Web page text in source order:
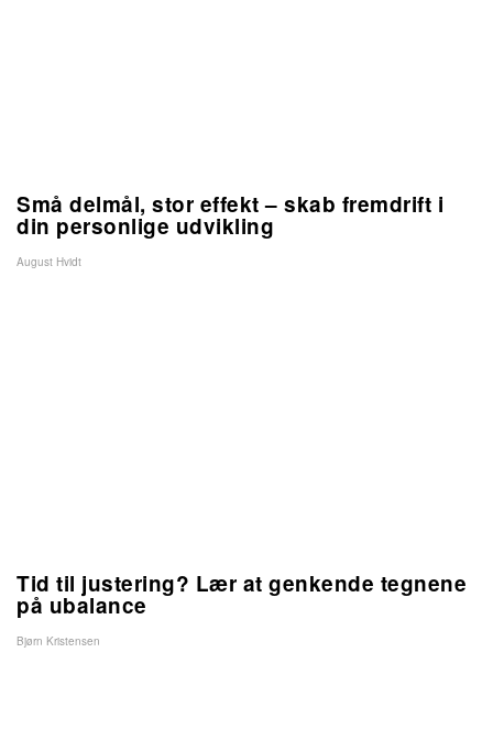
Små delmål, stor effekt – skab fremdrift i
din personlige udvikling
August Hvidt
Tid til justering? Lær at genkende tegnene
på ubalance
Bjørn Kristensen